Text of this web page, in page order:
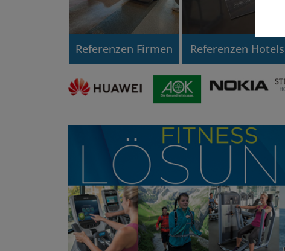
Referenzen Firmen Referenzen Hotels